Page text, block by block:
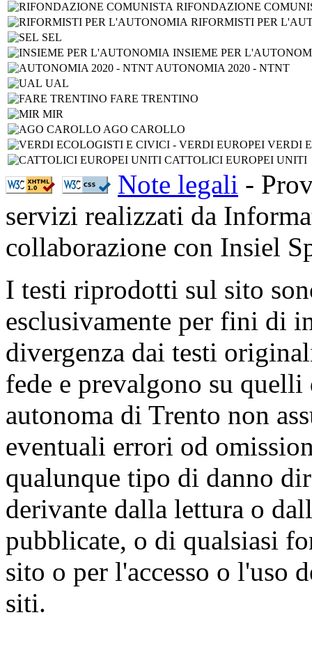
RIFONDAZIONE
RIFORMISTI PER
SEL
INSIEME PER
AUTONOMIA 2020 - NTNT
UAL
FARE TRENTINO
MIR
AGO CAROLLO
VERDI
CATTOLICI EUROPEI UNITI
Note legali -
servizi realizzati da
collaborazione con Insiel
I testi riprodotti sul sito
esclusivamente per fini di
divergenza dai testi
fede e prevalgono su
autonoma di Trento non
eventuali errori od
qualunque tipo di danno
derivante dalla lettura o
pubblicate, o di qualsiasi
sito o per l'accesso o l'uso
siti.